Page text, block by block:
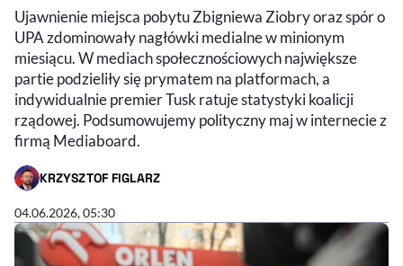
Ujawnienie miejsca pobytu Zbigniewa Ziobry oraz spór o
UPA zdominowały nagłówki medialne w minionym
miesiącu. W mediach społecznościowych największe
partie podzieliły się prymatem na platformach, a
indywidualnie premier Tusk ratuje statystyki koalicji
rządowej. Podsumowujemy polityczny maj w internecie z
firmą Mediaboard.
KRZYSZTOF FIGLARZ
- AUTOR ARTYKUŁU - PROFIL
04.06.2026, 05:30